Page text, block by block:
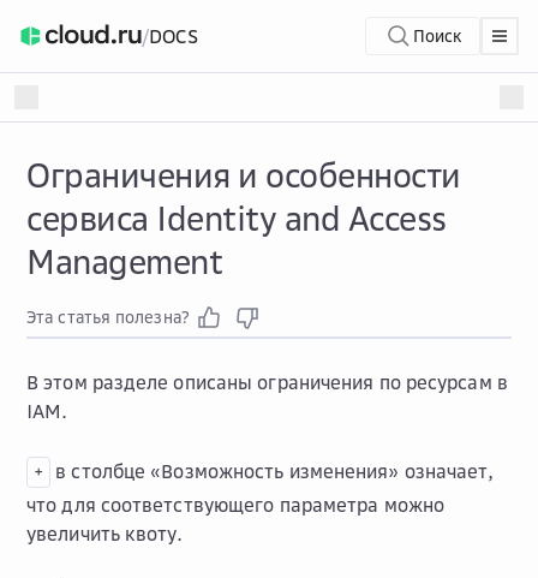
/DOCS Поиск
Ограничения и особенности
сервиса Identity and Access
Management
Эта статья полезна?
В этом разделе описаны ограничения по ресурсам в
IAM.
+
в столбце «Возможность изменения» означает,
что для соответствующего параметра можно
увеличить квоту.